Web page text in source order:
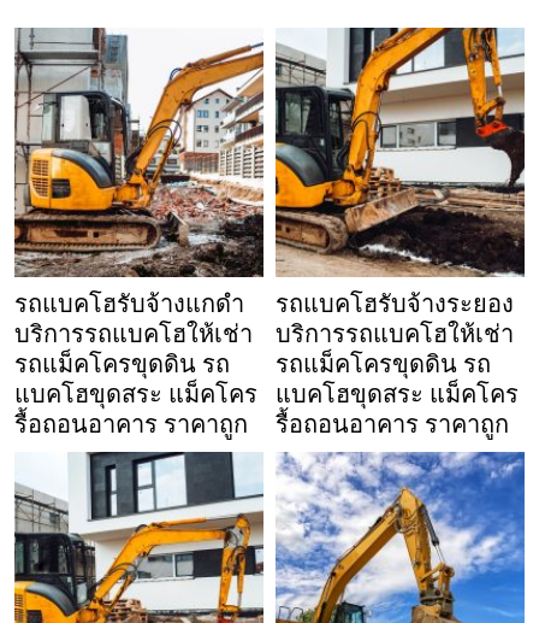
รถแบคโฮรับจ้างแกดำ
บริการรถแบคโฮให้เช่า
รถแม็คโครขุดดิน รถ
แบคโฮขุดสระ แม็คโคร
รื้อถอนอาคาร ราคาถูก
รถแบคโฮรับจ้างระยอง
บริการรถแบคโฮให้เช่า
รถแม็คโครขุดดิน รถ
แบคโฮขุดสระ แม็คโคร
รื้อถอนอาคาร ราคาถูก